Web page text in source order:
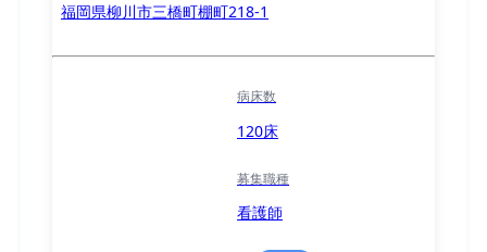
福岡県柳川市三橋町棚町218-1
病床数
120床
募集職種
看護師